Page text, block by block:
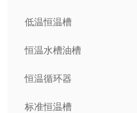
低温恒温槽
恒温水槽油槽
恒温循环器
标准恒温槽